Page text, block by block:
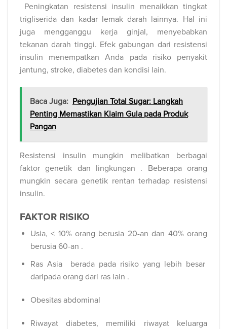
Peningkatan resistensi insulin menaikkan tingkat
trigliserida dan kadar lemak darah lainnya. Hal ini
juga mengganggu kerja ginjal, menyebabkan
tekanan darah tinggi. Efek gabungan dari resistensi
insulin menempatkan Anda pada risiko penyakit
jantung, stroke, diabetes dan kondisi lain.
Baca Juga: Pengujian Total Sugar: Langkah
Penting Memastikan Klaim Gula pada Produk
Pangan
Resistensi insulin mungkin melibatkan berbagai
faktor genetik dan lingkungan . Beberapa orang
mungkin secara genetik rentan terhadap resistensi
insulin.
FAKTOR RISIKO
Usia, < 10% orang berusia 20-an dan 40% orang
berusia 60-an .
Ras Asia berada pada risiko yang lebih besar
daripada orang dari ras lain .
Obesitas abdominal
Riwayat diabetes, memiliki riwayat keluarga